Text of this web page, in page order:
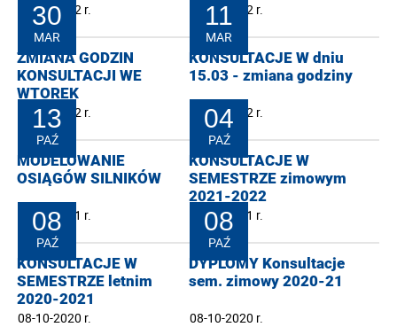
21-06-2022 r. 18-05-2022 r.
30
MAR
ZMIANA GODZIN
KONSULTACJI WE
WTOREK
30-03-2022 r.
11
MAR
KONSULTACJE W dniu
15.03 - zmiana godziny
11-03-2022 r.
13
PAŹ
MODELOWANIE
OSIĄGÓW SILNIKÓW
13-10-2021 r.
04
PAŹ
KONSULTACJE W
SEMESTRZE zimowym
2021-2022
04-10-2021 r.
08
PAŹ
KONSULTACJE W
SEMESTRZE letnim
2020-2021
08-10-2020 r.
08
PAŹ
DYPLOMY Konsultacje
sem. zimowy 2020-21
08-10-2020 r.